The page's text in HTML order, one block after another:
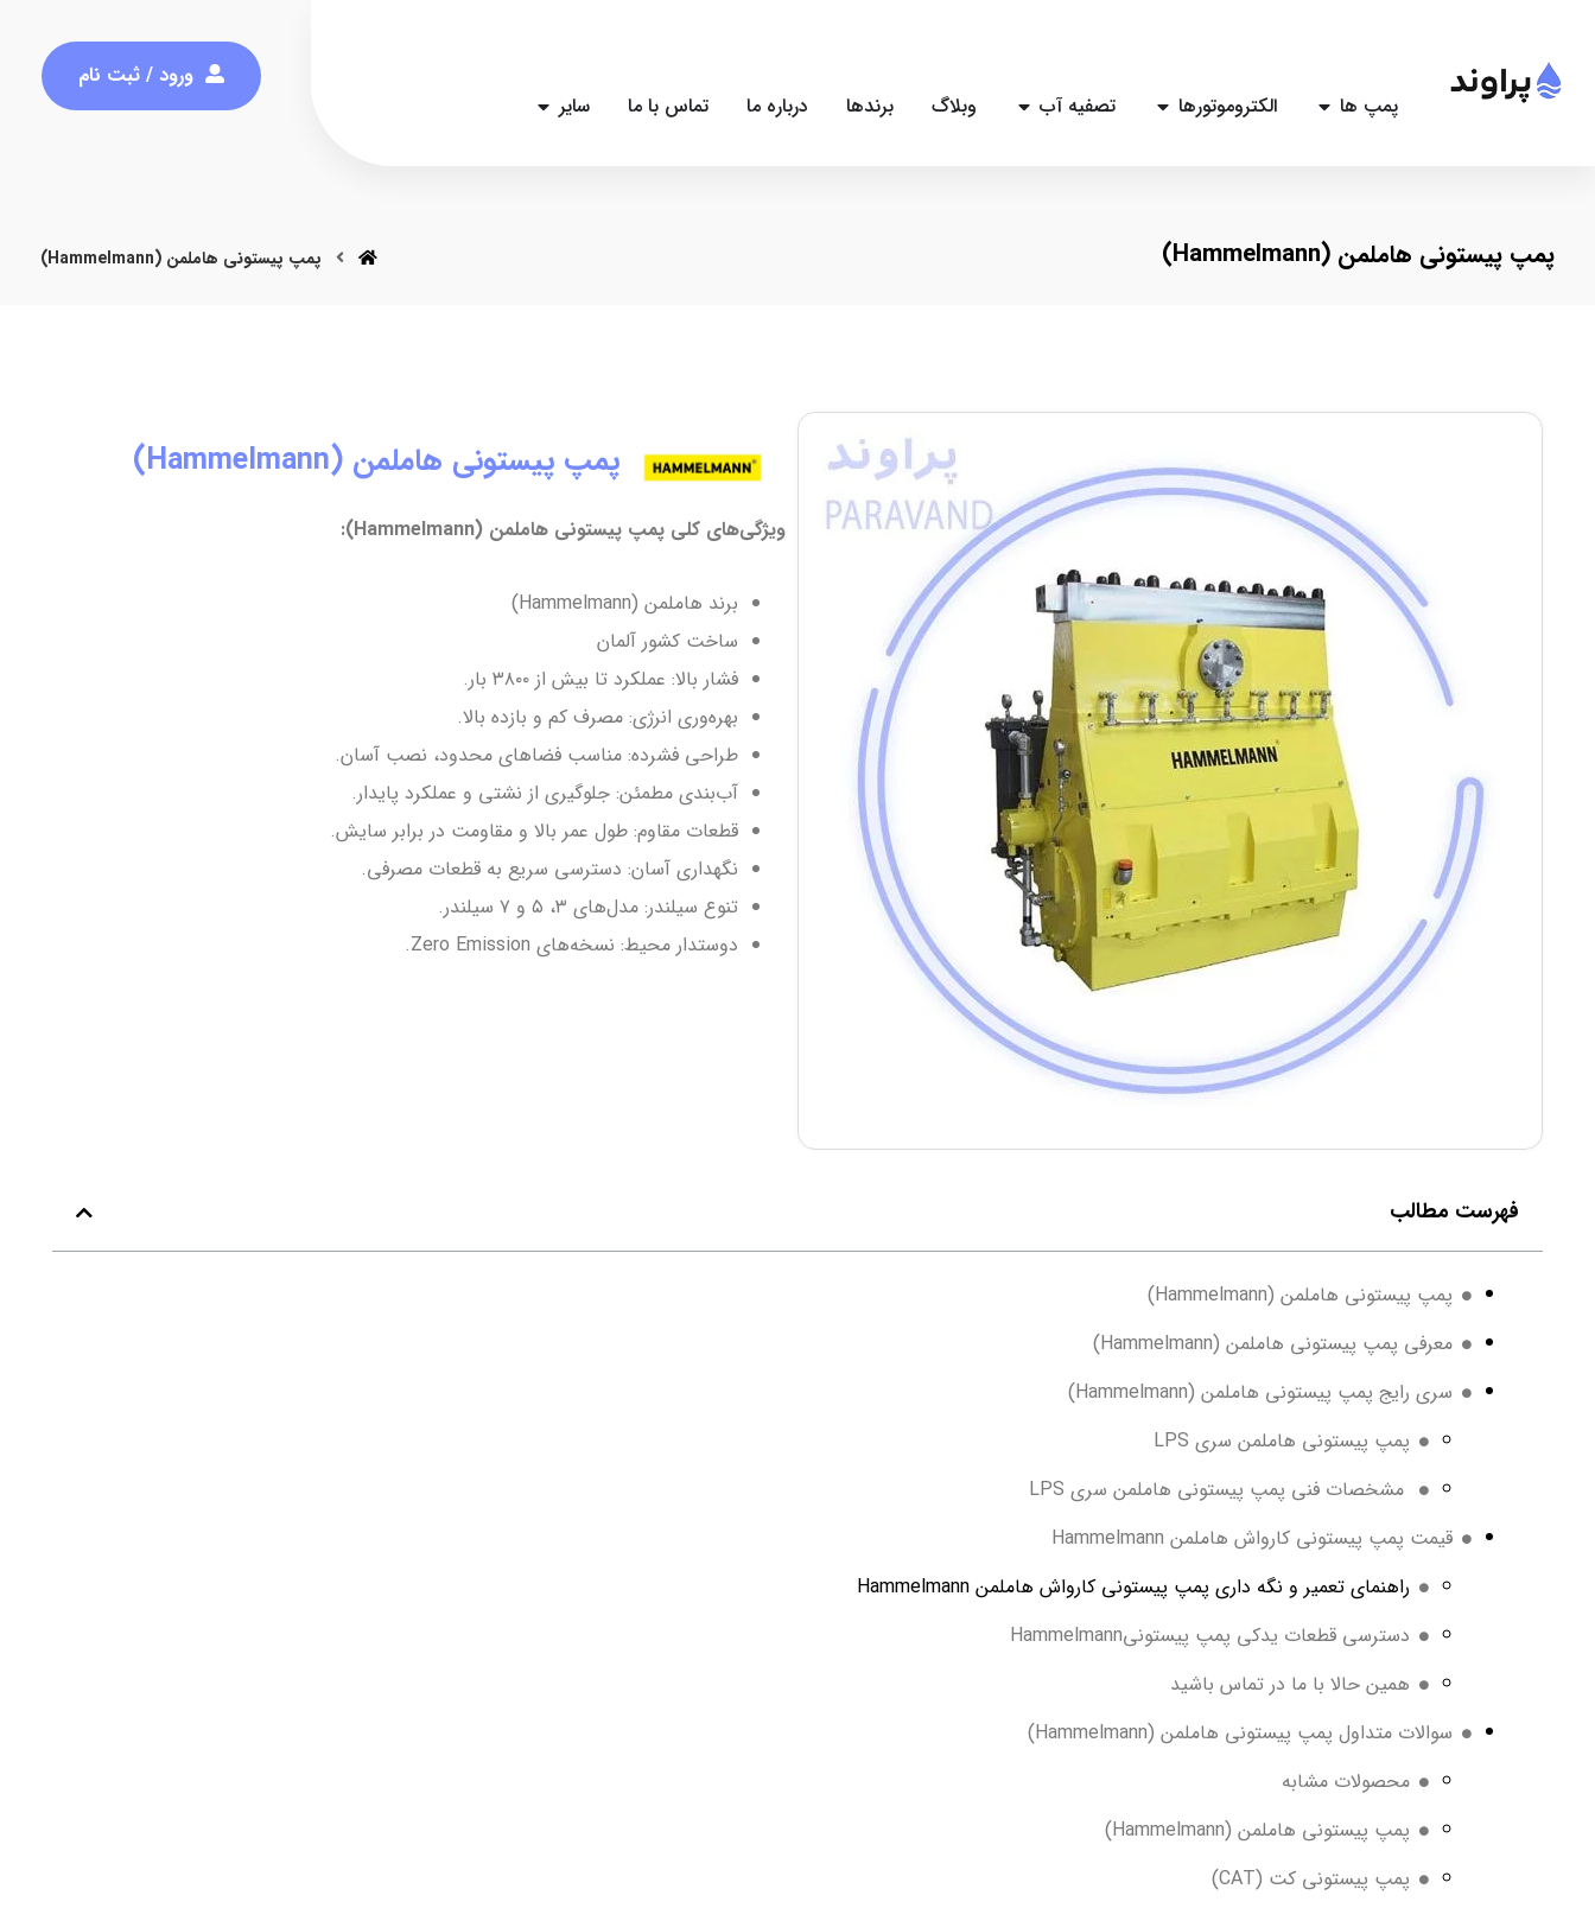
پمپ ها الکتروموتورها تصفیه آب وبلاگ برندها درباره ما تماس با ما سایر
ورود / ثبت نام
پمپ پیستونی هاملمن (Hammelmann) پمپ پیستونی هاملمن (Hammelmann)
پمپ پیستونی هاملمن (Hammelmann)
ویژگی‌های کلی پمپ پیستونی هاملمن (Hammelmann):
برند هاملمن (Hammelmann)
ساخت کشور آلمان
فشار بالا: عملکرد تا بیش از ۳۸۰۰ بار.
بهره‌وری انرژی: مصرف کم و بازده بالا.
طراحی فشرده: مناسب فضاهای محدود، نصب آسان.
آب‌بندی مطمئن: جلوگیری از نشتی و عملکرد پایدار.
قطعات مقاوم: طول عمر بالا و مقاومت در برابر سایش.
نگهداری آسان: دسترسی سریع به قطعات مصرفی.
تنوع سیلندر: مدل‌های ۳، ۵ و ۷ سیلندر.
دوستدار محیط: نسخه‌های Zero Emission.
فهرست مطالب
پمپ پیستونی هاملمن (Hammelmann)
معرفی پمپ پیستونی هاملمن (Hammelmann)
سری رایج پمپ پیستونی هاملمن (Hammelmann)
پمپ پیستونی هاملمن سری LPS
مشخصات فنی پمپ پیستونی هاملمن سری LPS
قیمت پمپ پیستونی کارواش هاملمن Hammelmann
راهنمای تعمیر و نگه داری پمپ پیستونی کارواش هاملمن Hammelmann
دسترسی قطعات یدکی پمپ پیستونیHammelmann
همین حالا با ما در تماس باشید
سوالات متداول پمپ پیستونی هاملمن (Hammelmann)
محصولات مشابه
پمپ پیستونی هاملمن (Hammelmann)
پمپ پیستونی کت (CAT)